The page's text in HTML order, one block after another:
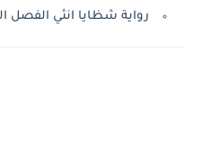
رواية شظايا انثي الفصل العاشر 10